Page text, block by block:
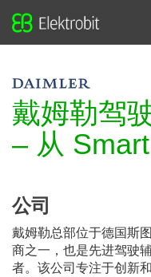
Elektrobit
戴姆勒驾
– 从
公司
戴姆勒总部位于德国斯
商之一，也是先进驾驶
者。该公司专注于创新